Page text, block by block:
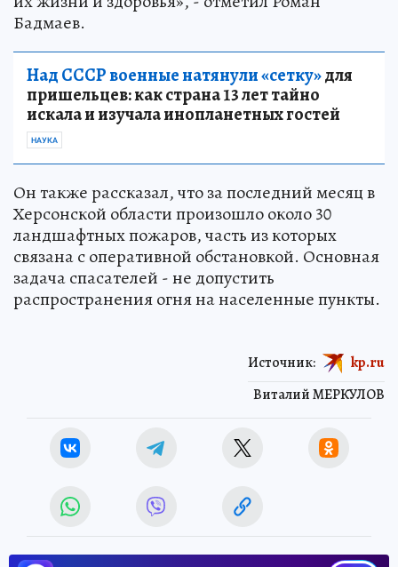
Бадмаев.
Над СССР военные натянули «сетку»для
пришельцев: как страна 13 лет тайно
искала и изучала инопланетных гостей
НАУКА
Он также рассказал, что за последний месяц в
Херсонской области произошло около 30
ландшафтных пожаров, часть из которых
связана с оперативной обстановкой. Основная
задача спасателей - не допустить
распространения огня на населенные пункты.
Виталий МЕРКУЛОВ
Источник: kp.ru